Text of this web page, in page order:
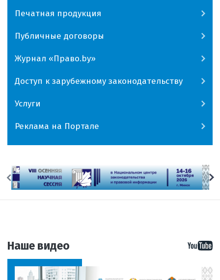
Печатная продукция
Публичные договоры
Журнал «Право.by»
Доступ к зарубежному законодательству
Услуги
Реклама на Портале
Наше видео